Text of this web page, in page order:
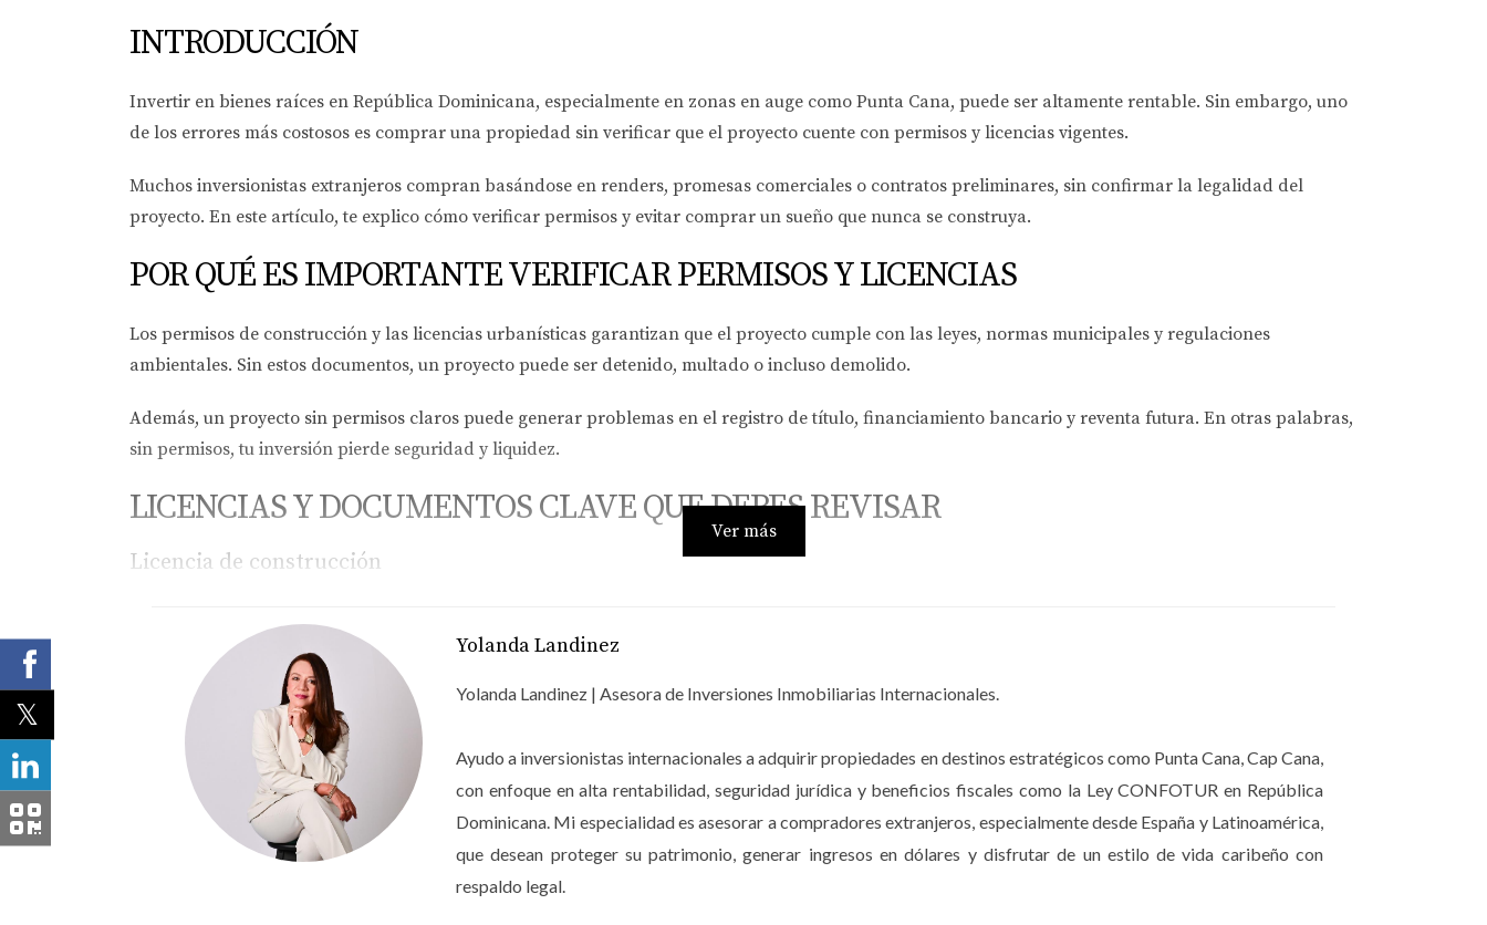
INTRODUCCIÓN
Invertir en bienes raíces en República Dominicana, especialmente en zonas en auge como Punta Cana, puede ser altamente rentable. Sin embargo, uno
de los errores más costosos es comprar una propiedad sin verificar que el proyecto cuente con permisos y licencias vigentes.
Muchos inversionistas extranjeros compran basándose en renders, promesas comerciales o contratos preliminares, sin confirmar la legalidad del
proyecto. En este artículo, te explico cómo verificar permisos y evitar comprar un sueño que nunca se construya.
POR QUÉ ES IMPORTANTE VERIFICAR PERMISOS Y LICENCIAS
Los permisos de construcción y las licencias urbanísticas garantizan que el proyecto cumple con las leyes, normas municipales y regulaciones
ambientales. Sin estos documentos, un proyecto puede ser detenido, multado o incluso demolido.
Además, un proyecto sin permisos claros puede generar problemas en el registro de título, financiamiento bancario y reventa futura. En otras palabras,
sin permisos, tu inversión pierde seguridad y liquidez.
LICENCIAS Y DOCUMENTOS CLAVE QUE DEBES REVISAR
Licencia de construcción
título del terreno, planos aprobados y estudios técnicos.
Certificado de uso de suelo
Confirma que el terreno puede ser utilizado para el tipo de proyecto propuesto (residencial, comercial, turístico, mixto). Sin este documento, el proyecto
puede ser declarado ilegal.
Título de propiedad del terreno
Debes verificar que el desarrollador sea el propietario legítimo del terreno y que no existan gravámenes, hipotecas o litigios pendientes.
Ver más
Yolanda Landinez
Yolanda Landinez | Asesora de Inversiones Inmobiliarias Internacionales.
Ayudo a inversionistas internacionales a adquirir propiedades en destinos estratégicos como Punta Cana, Cap Cana,
con enfoque en alta rentabilidad, seguridad jurídica y beneficios fiscales como la Ley CONFOTUR en República
Dominicana. Mi especialidad es asesorar a compradores extranjeros, especialmente desde España y Latinoamérica,
que desean proteger su patrimonio, generar ingresos en dólares y disfrutar de un estilo de vida caribeño con
respaldo legal.